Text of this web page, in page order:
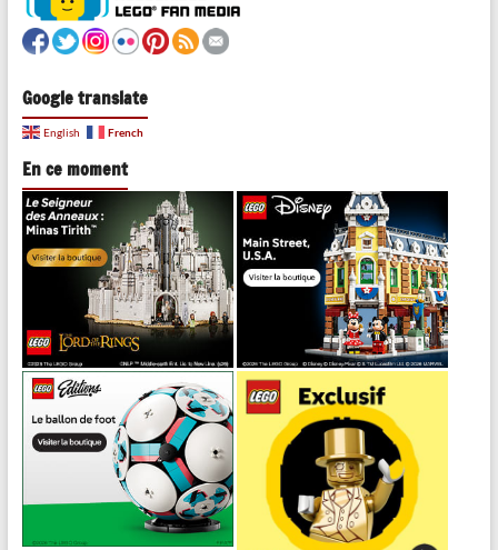
Google translate
English French
En ce moment